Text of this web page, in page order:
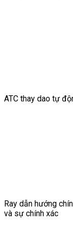
ATC thay dao tự
Ray dẫn hướng
và sự chính xác